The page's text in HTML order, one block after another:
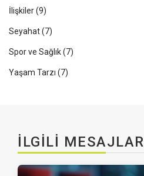
İlişkiler(9)
Seyahat(7)
Spor ve Sağlık(7)
Yaşam Tarzı (7)
İLGILI MESAJLAR